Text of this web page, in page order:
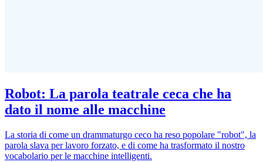
Robot: La parola teatrale ceca che ha
dato il nome alle macchine
La storia di come un drammaturgo ceco ha reso popolare "robot", la
parola slava per lavoro forzato, e di come ha trasformato il nostro
vocabolario per le macchine intelligenti.